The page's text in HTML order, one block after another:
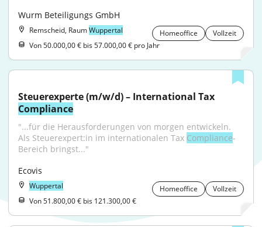
Wurm Beteiligungs GmbH
Remscheid, RaumWuppertal Homeoffice
Vollzeit
Von 50.000,00 € bis 57.000,00 € pro Jahr
Compliance
"...für die Herausforderungen von morgen entwickeln.
Als Steuerexpert:in im internationalen Tax Compliance-
Bereich bringst..."
Ecovis
Wuppertal Homeoffice
Vollzeit
Von 51.800,00 € bis 121.300,00 €